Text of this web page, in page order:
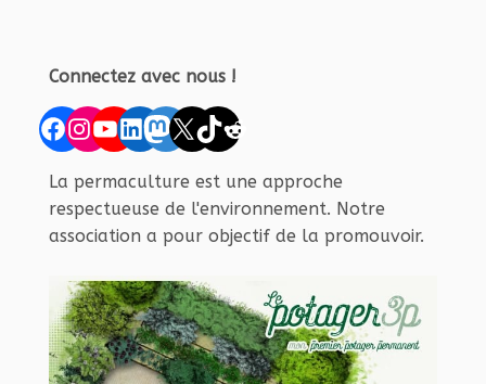
Connectez avec nous !
Facebook
Instagram
YouTube
LinkedIn
Mastodon
X TikTok
Reddit
La permaculture est une approche
respectueuse de l'environnement. Notre
association a pour objectif de la promouvoir.